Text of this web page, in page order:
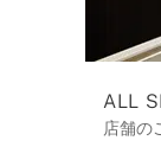
ALL
店舗の